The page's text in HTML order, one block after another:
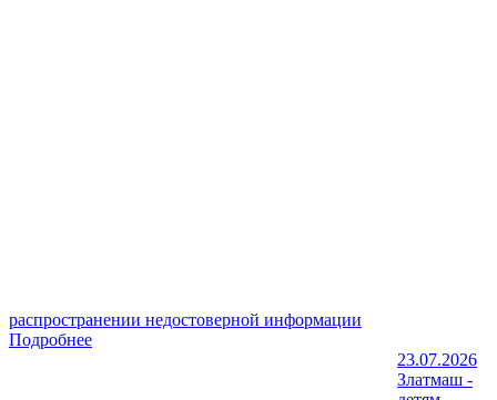
распространении недостоверной информации
Подробнее
23.07.2026
Златмаш -